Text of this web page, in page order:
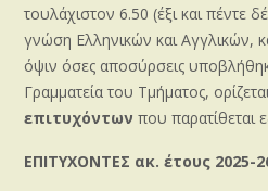
τουλάχιστον 6.50 (έξι και πέντε
γνώση Ελληνικών και Αγγλικών,
όψιν όσες αποσύρσεις
Γραμματεία του Τμήματος,
επιτυχόντων που παρατίθεται
ΕΠΙΤΥΧΟΝΤΕΣ ακ. έτους 2025-